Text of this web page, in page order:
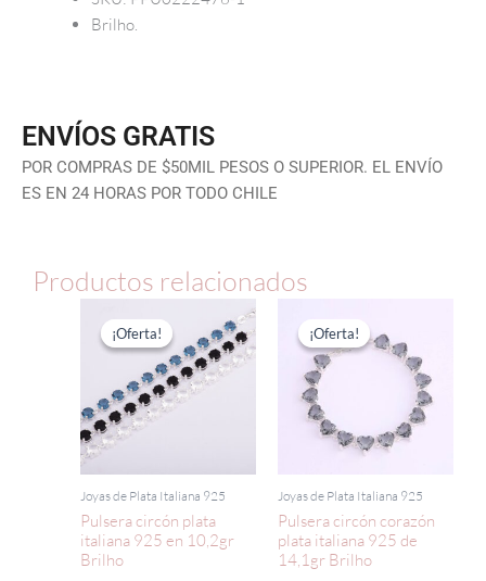
Brilho.
ENVÍOS GRATIS
POR COMPRAS DE $50MIL PESOS O SUPERIOR. EL ENVÍO
ES EN 24 HORAS POR TODO CHILE
Productos relacionados
¡Oferta!
¡Oferta!
Joyas de Plata Italiana 925
Pulsera circón plata
italiana 925 en 10,2gr
Brilho
precio
original
era:
$108.120.
precio
actual
es:
$54.060.
¡Oferta!
¡Oferta!
Joyas de Plata Italiana 925
Pulsera circón corazón
plata italiana 925 de
14,1gr Brilho
precio
original actual
es:
$74.730.